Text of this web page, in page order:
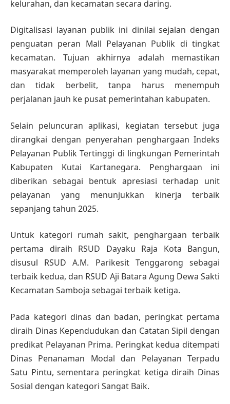
kelurahan, dan kecamatan secara daring.
Digitalisasi layanan publik ini dinilai sejalan dengan
penguatan peran Mall Pelayanan Publik di tingkat
kecamatan. Tujuan akhirnya adalah memastikan
masyarakat memperoleh layanan yang mudah, cepat,
dan tidak berbelit, tanpa harus menempuh
perjalanan jauh ke pusat pemerintahan kabupaten.
Selain peluncuran aplikasi, kegiatan tersebut juga
dirangkai dengan penyerahan penghargaan Indeks
Pelayanan Publik Tertinggi di lingkungan Pemerintah
Kabupaten Kutai Kartanegara. Penghargaan ini
diberikan sebagai bentuk apresiasi terhadap unit
pelayanan yang menunjukkan kinerja terbaik
sepanjang tahun 2025.
Untuk kategori rumah sakit, penghargaan terbaik
pertama diraih RSUD Dayaku Raja Kota Bangun,
disusul RSUD A.M. Parikesit Tenggarong sebagai
terbaik kedua, dan RSUD Aji Batara Agung Dewa Sakti
Kecamatan Samboja sebagai terbaik ketiga.
Pada kategori dinas dan badan, peringkat pertama
diraih Dinas Kependudukan dan Catatan Sipil dengan
predikat Pelayanan Prima. Peringkat kedua ditempati
Dinas Penanaman Modal dan Pelayanan Terpadu
Satu Pintu, sementara peringkat ketiga diraih Dinas
Sosial dengan kategori Sangat Baik.